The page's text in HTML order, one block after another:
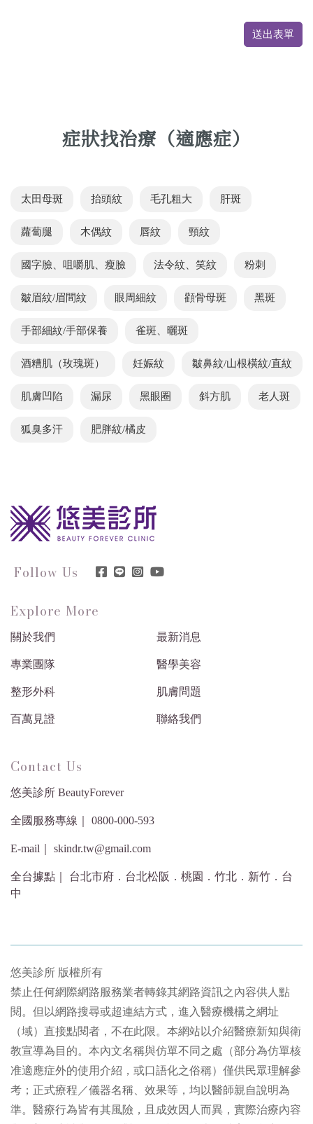
送出表單
症狀找治療（適應症）
太田母斑 抬頭紋 毛孔粗大 肝斑
蘿蔔腿 木偶紋 唇紋 頸紋
國字臉、咀嚼肌、瘦臉 法令紋、笑紋 粉刺
皺眉紋/眉間紋 眼周細紋 顴骨母斑 黑斑
手部細紋/手部保養 雀斑、曬斑
酒糟肌（玫瑰斑） 妊娠紋 皺鼻紋/山根橫紋/直紋
肌膚凹陷 漏尿 黑眼圈 斜方肌 老人斑
狐臭多汗 肥胖紋/橘皮
Follow Us
Explore More
關於我們 最新消息
專業團隊 醫學美容
整形外科 肌膚問題
百萬見證 聯絡我們
Contact Us
悠美診所 BeautyForever
全國服務專線｜ 0800-000-593
E-mail｜ skindr.tw@gmail.com
全台據點｜ 台北市府．台北松阪．桃園．竹北．新竹．台
中
悠美診所 版權所有
禁止任何網際網路服務業者轉錄其網路資訊之內容供人點
閱。但以網路搜尋或超連結方式，進入醫療機構之網址
（域）直接點閱者，不在此限。本網站以介紹醫療新知與衛
教宣導為目的。本內文名稱與仿單不同之處（部分為仿單核
准適應症外的使用介紹，或口語化之俗稱）僅供民眾理解參
考；正式療程／儀器名稱、效果等，均以醫師親自說明為
準。醫療行為皆有其風險，且成效因人而異，實際治療內容